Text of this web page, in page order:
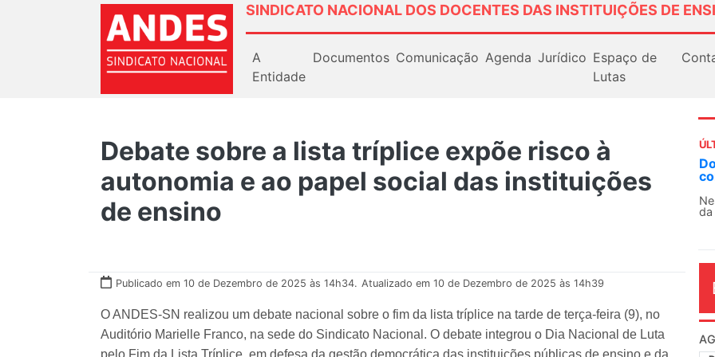
SINDICATO NACIONAL DOS DOCENTES DAS INSTITUIÇÕES DE
A
Entidade
Documentos Comunicação Agenda Jurídico Espaço de
Lutas
Debate sobre a lista tríplice expõe risco à
autonomia e ao papel social das instituições
de ensino
Publicado em 10 de Dezembro de 2025 às 14h34. Atualizado em 10 de Dezembro de 2025 às 14h39
O ANDES-SN realizou um debate nacional sobre o fim da lista tríplice na tarde de terça-feira (9), no
Auditório Marielle Franco, na sede do Sindicato Nacional. O debate integrou o Dia Nacional de Luta
pelo Fim da Lista Tríplice, em defesa da gestão democrática das instituições públicas de ensino e da
O